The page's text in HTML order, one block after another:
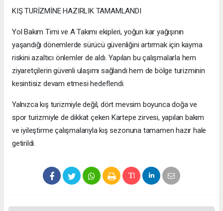
KIŞ TURİZMİNE HAZIRLIK TAMAMLANDI
Yol Bakım Timi ve A Takımı ekipleri, yoğun kar yağışının
yaşandığı dönemlerde sürücü güvenliğini artırmak için kayma
riskini azaltıcı önlemler de aldı. Yapılan bu çalışmalarla hem
ziyaretçilerin güvenli ulaşımı sağlandı hem de bölge turizminin
kesintisiz devam etmesi hedeflendi.
Yalnızca kış turizmiyle değil, dört mevsim boyunca doğa ve
spor turizmiyle de dikkat çeken Kartepe zirvesi, yapılan bakım
ve iyileştirme çalışmalarıyla kış sezonuna tamamen hazır hale
getirildi.